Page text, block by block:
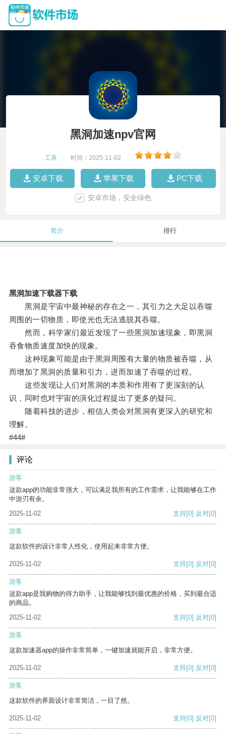
黑洞加速npv官网
工具 时间：2025-11-02
安卓下载 苹果下载 PC下载
安卓市场，安全绿色
简介 排行
黑洞加速下载器下载
黑洞是宇宙中最神秘的存在之一，其引力之大足以吞噬
周围的一切物质，即使光也无法逃脱其吞噬。
然而，科学家们最近发现了一些黑洞加速现象，即黑洞
吞食物质速度加快的现象。
这种现象可能是由于黑洞周围有大量的物质被吞噬，从
而增加了黑洞的质量和引力，进而加速了吞噬的过程。
这些发现让人们对黑洞的本质和作用有了更深刻的认
识，同时也对宇宙的演化过程提出了更多的疑问。
随着科技的进步，相信人类会对黑洞有更深入的研究和
理解。
#44#
评论
游客
这款app的功能非常强大，可以满足我所有的工作需求，让我能够在工作
中游刃有余。
2025-11-02
支持[0] 反对[0]
游客
这款软件的设计非常人性化，使用起来非常方便。
2025-11-02 支持[0] 反对[0]
游客
这款app是我购物的得力助手，让我能够找到最优惠的价格，买到最合适
的商品。
2025-11-02
支持[0] 反对[0]
游客
这款加速器app的操作非常简单，一键加速就能开启，非常方便。
2025-11-02 支持[0] 反对[0]
游客
这款软件的界面设计非常简洁，一目了然。
2025-11-02 支持[0] 反对[0]